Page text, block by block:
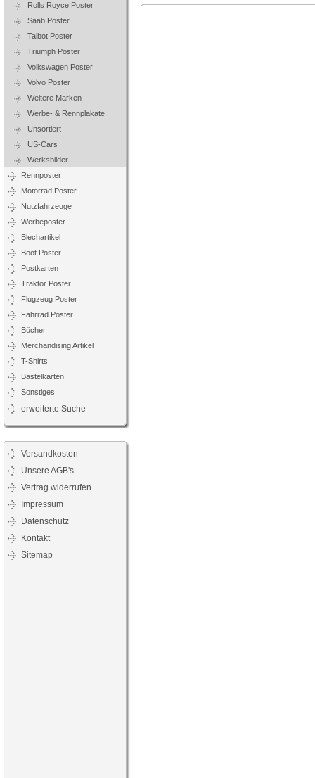
Rolls Royce Poster
Saab Poster
Talbot Poster
Triumph Poster
Volkswagen Poster
Volvo Poster
Weitere Marken
Werbe- & Rennplakate
Unsortiert
US-Cars
Werksbilder
Rennposter
Motorrad Poster
Nutzfahrzeuge
Werbeposter
Blechartikel
Boot Poster
Postkarten
Traktor Poster
Flugzeug Poster
Fahrrad Poster
Bücher
Merchandising Artikel
T-Shirts
Bastelkarten
Sonstiges
erweiterte Suche
Versandkosten
Unsere AGB's
Vertrag widerrufen
Impressum
Datenschutz
Kontakt
Sitemap